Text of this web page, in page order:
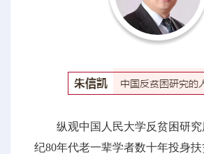
纵观中国人民大学反贫困研
纪80年代老一辈学者数十年投身